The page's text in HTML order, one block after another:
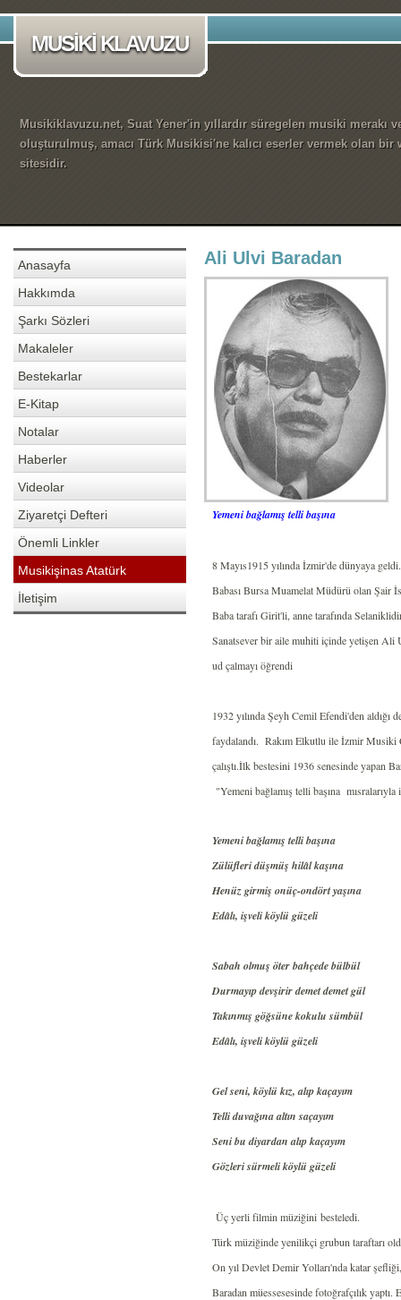
MUSİKİ KLAVUZU
Musikiklavuzu.net, Suat Yener'in yıllardır süregelen musiki merakı
oluşturulmuş, amacı Türk Musikisi'ne kalıcı eserler vermek olan bir
sitesidir.
Anasayfa
Hakkımda
Şarkı Sözleri
Makaleler
Bestekarlar
E-Kitap
Notalar
Haberler
Videolar
Ziyaretçi Defteri
Önemli Linkler
Musikişinas Atatürk
İletişim
Ali Ulvi Baradan
Yemeni bağlamış telli başına
8 Mayıs1915 yılında İzmir'de dünyaya geldi.
Babası Bursa Muamelat Müdürü olan Şair
Baba tarafı Girit'li, anne tarafında
Sanatsever bir aile muhiti içinde yetişen Ali
ud çalmayı öğrendi
1932 yılında Şeyh Cemil Efendi'den aldığı
faydalandı. Rakım Elkutlu ile İzmir Musiki
çalıştı.İlk bestesini 1936 senesinde yapan
"Yemeni bağlamış telli başına mısralarıyla
Yemeni bağlamış telli başına
Zülüfleri düşmüş hilâl kaşına
Henüz girmiş onüç-ondört yaşına
Edâlı, işveli köylü güzeli
Sabah olmuş öter bahçede bülbül
Durmayıp devşirir demet demet gül
Takınmış göğsüne kokulu sümbül
Edâlı, işveli köylü güzeli
Gel seni, köylü kız, alıp kaçayım
Telli duvağına altın saçayım
Seni bu diyardan alıp kaçayım
Gözleri sürmeli köylü güzeli
Üç yerli filmin müziğini besteledi.
Türk müziğinde yenilikçi grubun taraftarı
On yıl Devlet Demir Yolları'nda katar
Baradan müessesesinde fotoğrafçılık